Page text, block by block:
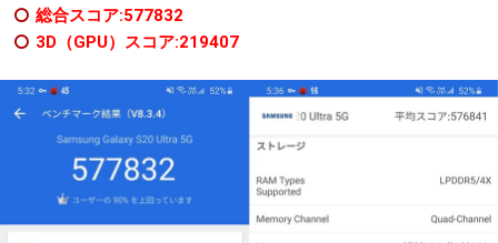
総合スコア:577832
3D（GPU）スコア:219407